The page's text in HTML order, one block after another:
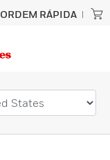
ORDEM RÁPIDA